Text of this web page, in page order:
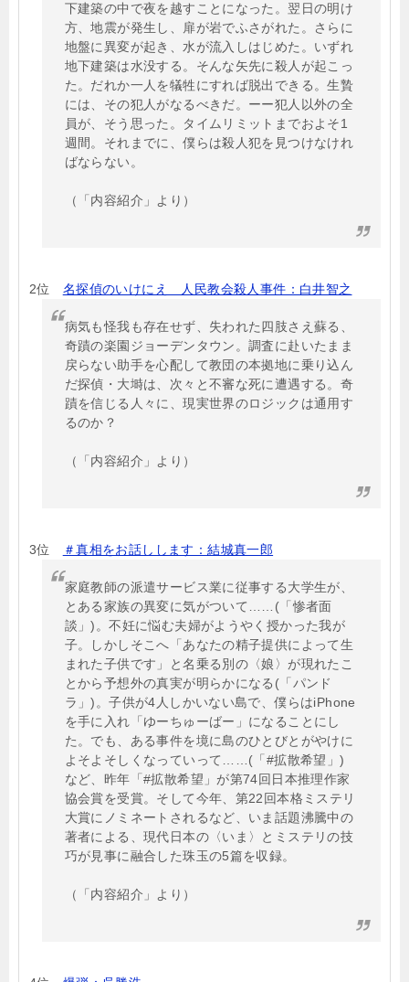
下建築の中で夜を越すことになった。翌日の明け
方、地震が発生し、扉が岩でふさがれた。さらに
地盤に異変が起き、水が流入しはじめた。いずれ
地下建築は水没する。そんな矢先に殺人が起こっ
た。だれか一人を犠牲にすれば脱出できる。生贄
には、その犯人がなるべきだ。ーー犯人以外の全
員が、そう思った。タイムリミットまでおよそ1
週間。それまでに、僕らは殺人犯を見つけなけれ
ばならない。
（「内容紹介」より）
2位 名探偵のいけにえ 人民教会殺人事件：白井智之
病気も怪我も存在せず、失われた四肢さえ蘇る、
奇蹟の楽園ジョーデンタウン。調査に赴いたまま
戻らない助手を心配して教団の本拠地に乗り込ん
だ探偵・大塒は、次々と不審な死に遭遇する。奇
蹟を信じる人々に、現実世界のロジックは通用す
るのか？
（「内容紹介」より）
3位 ＃真相をお話しします：結城真一郎
家庭教師の派遣サービス業に従事する大学生が、
とある家族の異変に気がついて……(「惨者面
談」)。不妊に悩む夫婦がようやく授かった我が
子。しかしそこへ「あなたの精子提供によって生
まれた子供です」と名乗る別の〈娘〉が現れたこ
とから予想外の真実が明らかになる(「パンド
ラ」)。子供が4人しかいない島で、僕らはiPhone
を手に入れ「ゆーちゅーばー」になることにし
た。でも、ある事件を境に島のひとびとがやけに
よそよそしくなっていって……(「#拡散希望」)
など、昨年「#拡散希望」が第74回日本推理作家
協会賞を受賞。そして今年、第22回本格ミステリ
大賞にノミネートされるなど、いま話題沸騰中の
著者による、現代日本の〈いま〉とミステリの技
巧が見事に融合した珠玉の5篇を収録。
（「内容紹介」より）